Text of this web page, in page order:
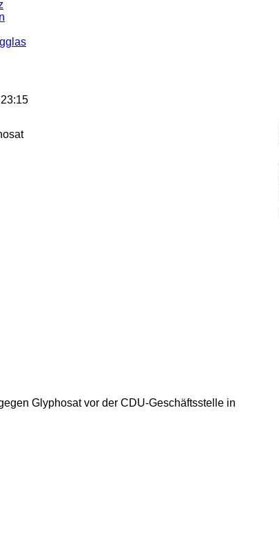
Glyphosat vor der CDU-Geschäftsstelle in